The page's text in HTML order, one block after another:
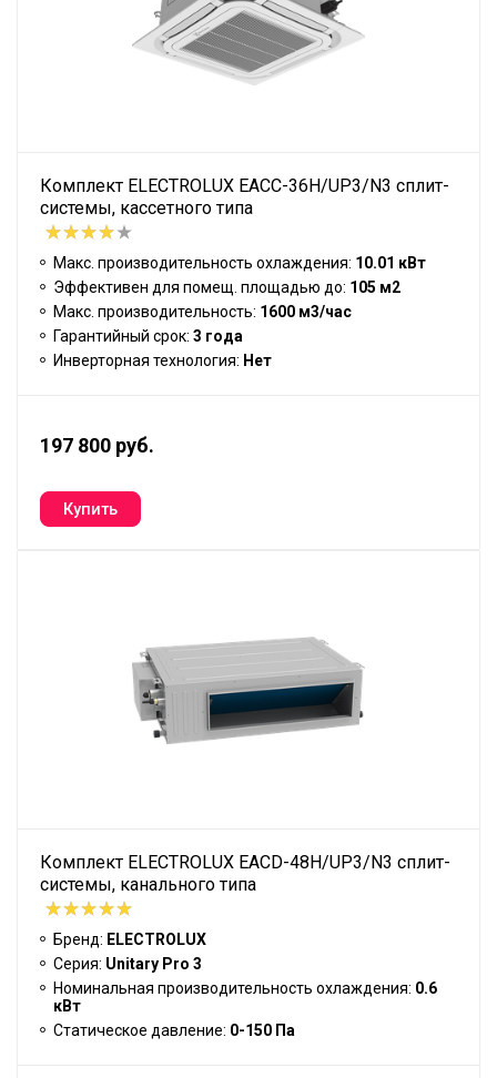
Комплект ELECTROLUX EACC-36H/UP3/N3 сплит-
системы, кассетного типа
Макс. производительность охлаждения: 10.01 кВт
Эффективен для помещ. площадью до: 105 м2
Макс. производительность: 1600 м3/час
Гарантийный срок: 3 года
Инверторная технология: Нет
197 800 руб.
Комплект ELECTROLUX EACD-48H/UP3/N3 сплит-
системы, канального типа
Бренд: ELECTROLUX
Серия: Unitary Pro 3
Номинальная производительность охлаждения: 0.6
кВт
Статическое давление: 0-150 Па